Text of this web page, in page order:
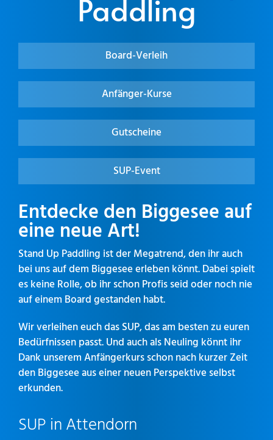
Paddling
Board-Verleih
Anfänger-Kurse
Gutscheine
SUP-Event
Entdecke den Biggesee auf
eine neue Art!
Stand Up Paddling ist der Megatrend, den ihr auch
bei uns auf dem Biggesee erleben könnt. Dabei spielt
es keine Rolle, ob ihr schon Profis seid oder noch nie
auf einem Board gestanden habt.
Wir verleihen euch das SUP, das am besten zu euren
Bedürfnissen passt. Und auch als Neuling könnt ihr
Dank unserem Anfängerkurs schon nach kurzer Zeit
den Biggesee aus einer neuen Perspektive selbst
erkunden.
SUP in Attendorn